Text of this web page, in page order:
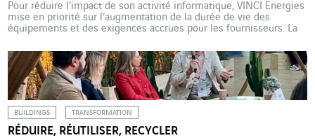
Pour réduire l’impact de son activité informatique, VINCI Energies
mise en priorité sur l’augmentation de la durée de vie des
équipements et des exigences accrues pour les fournisseurs. La
explications de Dominique Tessaro, directeur des systèmes
d’information. Quel est le rôle de VINCI Energies Systèmes
d’Information (VESI) […]
BUILDINGS TRANSFORMATION
RÉDUIRE, RÉUTILISER, RECYCLER